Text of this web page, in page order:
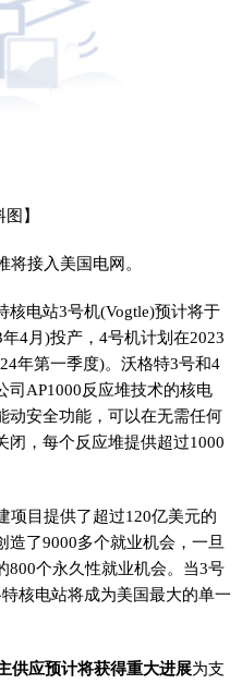
图】
接入美国电网。
核电站3号机(Vogtle)预计将于
4月)投产，4号机计划在2023
年第一季度)。沃格特3号和4
司AP1000反应堆技术的核电
动安全功能，可以在无需任何
闭，每个反应堆提供超过1000
项目提供了超过120亿美元的
了9000多个就业机会，一旦
800个永久性就业机会。当3号
核电站将成为美国最大的单一
供应预计将获得重大进展为支